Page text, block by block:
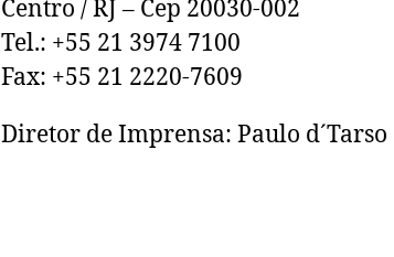
Centro / RJ – Cep 20030-002
Tel.: +55 21 3974 7100
Fax: +55 21 2220-7609
Diretor de Imprensa: Paulo d´Tarso